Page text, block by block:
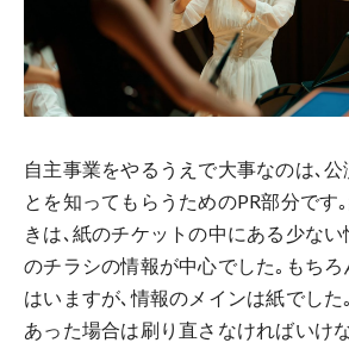
自主事業をやるうえで大事なのは､公
とを知ってもらうためのPR部分です
きは､紙のチケットの中にある少な
のチラシの情報が中心でした｡もちろ
はいますが､情報のメインは紙でし
あった場合は刷り直さなければいけ